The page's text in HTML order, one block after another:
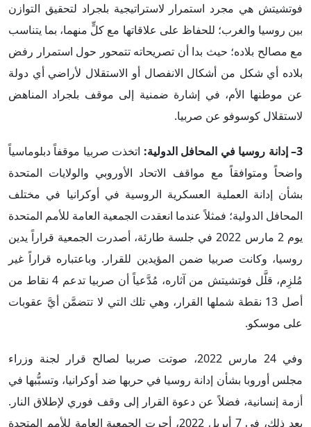
فوتشيتش هي مجرد استمرار لاستراتيجية بلجراد لتحقيق التوازن
بين روسيا والغرب؛ للحفاظ على علاقاتها مع كلٍّ منهما، بما يتناسب
مع مصالح بلاده؛ حيث بدا أن تصريحاته تتمحور حول استمرار رفض
بلاده أي شكل من أشكال الانفصال أو الاستقلال لأراضي أي دولة
عن موطنها الأم، في إشارة ضمنية إلى موقف بلجراد المناهض
لاستقلال كوسوفو عن صربيا.
3– إدانة روسيا في المحافل الدولية:
اتخذت صربيا موقفاً دبلوماسياً
واضحاً ومتوافقاً مع مواقف الاتحاد الأوروبي والولايات المتحدة
بشأن إدانة العملية العسكرية الروسية في أوكرانيا في مختلف
المحافل الدولية؛ فمثلاً عندما انعقدت الجمعية العامة للأمم المتحدة
يوم 2 مارس 2022 في جلسة طارئة، أصدرت الجمعية قراراً يدين
روسيا، وكانت صربيا ضمن المؤيدين للقرار. وباعتباره قراراً غير
مُلزِم، قلَّل فوتشيتش من آثاره، مُدَّعياً أن صربيا تدعم 4 نقاط من
أصل 13 نقطة شملها القرار، وهي تلك التي لا تتضمَّن أيَّ عقوبات
على موسكو.
وفي 24 مارس 2022، صوتت صربيا لصالح قرار لجنة وزراء
مجلس أوروبا بشأن إدانة روسيا في حربها ضد أوكرانيا، وتسبُّبها في
أزمة إنسانية، فضلاً عن دعوة القرار إلى وقف فوري لإطلاق النار.
بعد ذلك، في 7 أبريل 2022، أجرت الجمعية العامة للأمم المتحدة